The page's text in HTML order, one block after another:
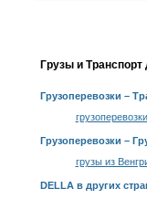
Грузы и
Грузоперевозки –
Грузоперевозки –
грузы из
DELLA в других